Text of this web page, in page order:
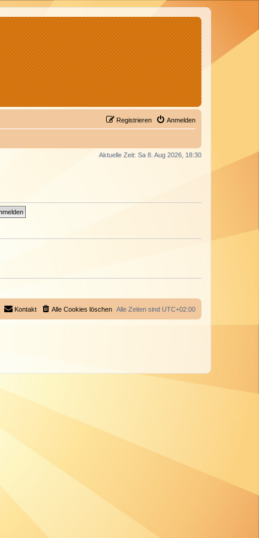
Anmelden
Registrieren
Aktuelle Zeit: Sa 8. Aug 2026, 18:30
Alle Zeiten sind UTC+02:00
Alle Cookies löschen
Kontakt